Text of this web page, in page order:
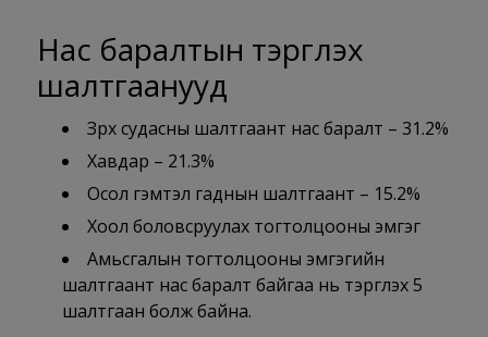
Нас баралтын тэргүүлэх
шалтгаанууд
Зүрх судасны шалтгаант нас баралт – 31.2%
Хавдар – 21.3%
Осол гэмтэл гаднын шалтгаант – 15.2%
Хоол боловсруулах тогтолцооны эмгэг
Амьсгалын тогтолцооны эмгэгийн
шалтгаант нас баралт байгаа нь тэргүүлэх 5
шалтгаан болж байна.